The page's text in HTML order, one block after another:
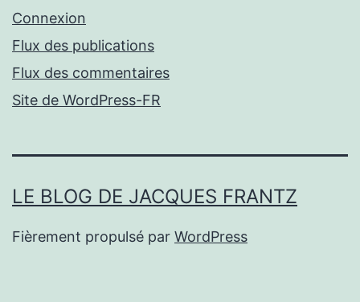
Connexion
Flux des publications
Flux des commentaires
Site de WordPress-FR
LE BLOG DE JACQUES FRANTZ
Fièrement propulsé par WordPress